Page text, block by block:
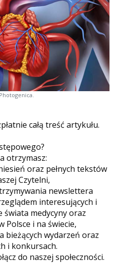
całą treść artykułu.
otrzymasz:
oraz pełnych tekstów
Czytelni,
newslettera
interesujących i
świata medycyny oraz
Polsce i na świecie,
wydarzeń oraz
i konkursach.
do naszej społeczności.